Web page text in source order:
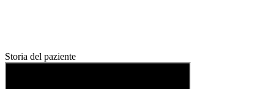
Storia del paziente